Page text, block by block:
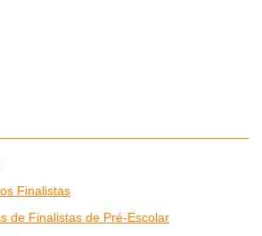
Finalistas
de Finalistas de Pré-Escolar